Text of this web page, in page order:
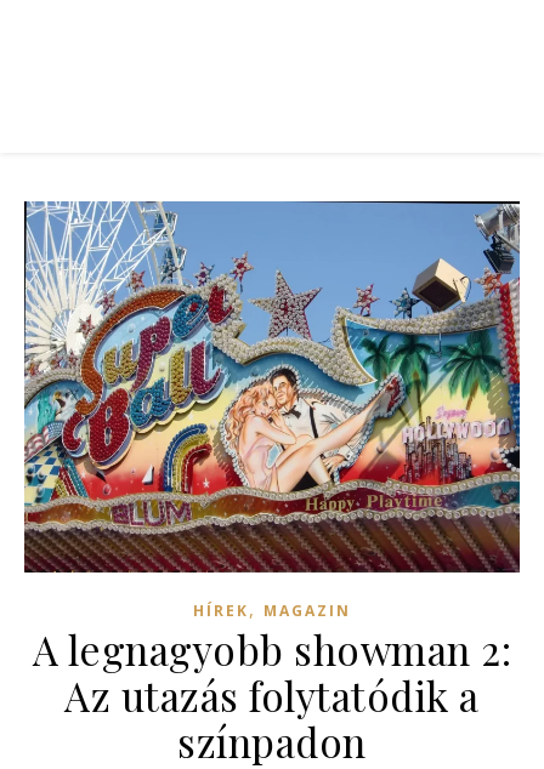
HÍREK, MAGAZIN
A legnagyobb showman 2:
Az utazás folytatódik a
színpadon